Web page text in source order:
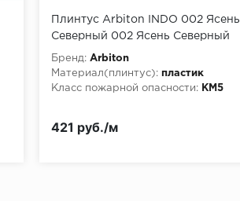
Плинтус Arbiton INDO 002 Ясень
Северный 002 Ясень Северный
Бренд: Arbiton
Материал(плинтус): пластик
Класс пожарной опасности:
КМ5
421 руб./м